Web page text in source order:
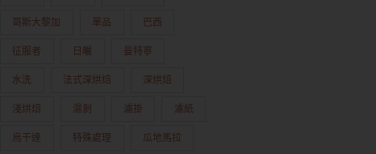
哥斯大黎加 單品 巴西
征服者 日曬 曼特寧
水洗 法式深烘焙 深烘焙
淺烘焙 濕剝 濾掛 濾紙
烏干達 特殊處理 瓜地馬拉